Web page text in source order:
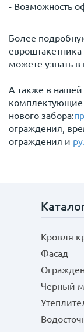
- Возможность
Более
можете узнать
А также в
нового забора:
ограждения,
ограждения и
Кровля
Фасад
Черный